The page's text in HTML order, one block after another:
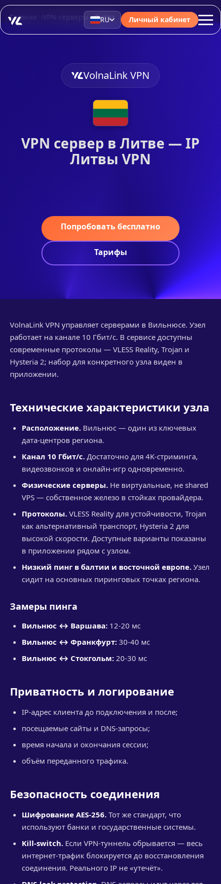
RU Личный кабинет
Главная VPN-серверы Литва
VolnaLink VPN
VPN сервер в Литве — IP
Литвы VPN
Попробовать бесплатно
Тарифы
VolnaLink VPN управляет серверами в Вильнюсе. Узел
работает на канале 10 Гбит/с. В сервисе доступны
современные протоколы — VLESS Reality, Trojan и
Hysteria 2; набор для конкретного узла виден в
приложении.
Технические характеристики узла
Расположение. Вильнюс — один из ключевых
дата-центров региона.
Канал 10 Гбит/с. Достаточно для 4K-стриминга,
видеозвонков и онлайн-игр одновременно.
Физические серверы. Не виртуальные, не shared
VPS — собственное железо в стойках провайдера.
Протоколы. VLESS Reality для устойчивости, Trojan
как альтернативный транспорт, Hysteria 2 для
высокой скорости. Доступные варианты показаны
в приложении рядом с узлом.
Низкий пинг в балтии и восточной европе. Узел
сидит на основных пиринговых точках региона.
Замеры пинга
Вильнюс ↔ Варшава: 12-20 мс
Вильнюс ↔ Франкфурт: 30-40 мс
Вильнюс ↔ Стокгольм: 20-30 мс
Приватность и логирование
IP-адрес клиента до подключения и после;
посещаемые сайты и DNS-запросы;
время начала и окончания сессии;
объём переданного трафика.
Безопасность соединения
Шифрование AES-256. Тот же стандарт, что
используют банки и государственные системы.
Kill-switch. Если VPN-туннель обрывается — весь
интернет-трафик блокируется до восстановления
соединения. Реального IP не «утечёт».